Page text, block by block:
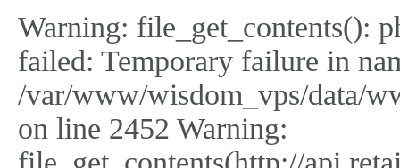
Warning: file_get_contents():
failed: Temporary failure in
/var/www/wisdom_vps/data/
on line 2452 Warning: